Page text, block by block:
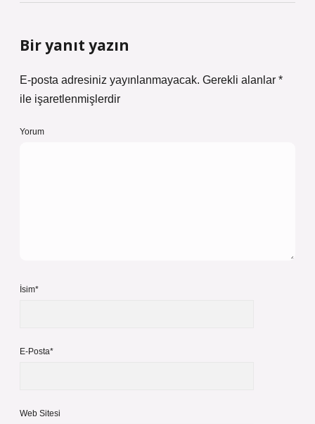
Bir yanıt yazın
E-posta adresiniz yayınlanmayacak. Gerekli alanlar *
ile işaretlenmişlerdir
Yorum
İsim*
E-Posta*
Web Sitesi